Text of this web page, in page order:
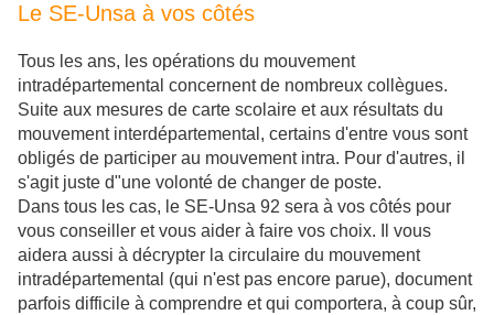
Le SE-Unsa à vos côtés
Tous les ans, les opérations du mouvement
intradépartemental concernent de nombreux collègues.
Suite aux mesures de carte scolaire et aux résultats du
mouvement interdépartemental, certains d'entre vous sont
obligés de participer au mouvement intra. Pour d'autres, il
s'agit juste d"une volonté de changer de poste.
Dans tous les cas, le SE-Unsa 92 sera à vos côtés pour
vous conseiller et vous aider à faire vos choix. Il vous
aidera aussi à décrypter la circulaire du mouvement
intradépartemental (qui n'est pas encore parue), document
parfois difficile à comprendre et qui comportera, à coup sûr,